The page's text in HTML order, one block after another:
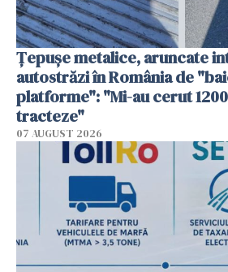
Țepușe metalice, aruncate
autostrăzi în România de
platforme": "Mi-au cerut
tracteze"
07 AUGUST 2026